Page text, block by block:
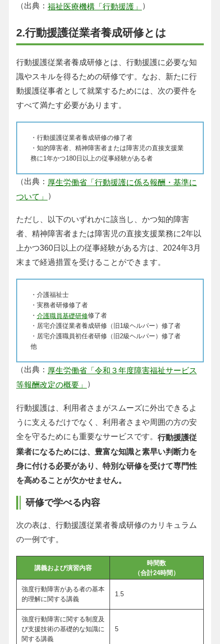
（出典： 福祉医療機構「行動援護」 ）
2.行動援護従業者養成研修とは
行動援護従業者養成研修とは、行動援護に必要な知
識やスキルを得るための研修です。なお、新たに行
動援護従事者として就業するためには、次の要件を
すべて満たす必要があります。
・行動援護従業者養成研修の修了者
・知的障害者、精神障害者または障害児の直接支援業
務に1年かつ180日以上の従事経験がある者
（出典： 厚生労働省「行動援護に係る報酬・基準に
ついて」
）
ただし、以下のいずれかに該当し、かつ知的障害
者、精神障害者または障害児の直接支援業務に2年以
上かつ360日以上の従事経験がある方は、2024年3月
末まで経過措置を受けることができます。
・介護福祉士
・実務者研修修了者
・ 介護職員基礎研修修了者
・居宅介護従業者養成研修（旧1級ヘルパー）修了者
・居宅介護職員初任者研修（旧2級ヘルパー）修了者
他
（出典： 厚生労働省「令和３年度障害福祉サービス
等報酬改定の概要」
）
行動援護は、利用者さまがスムーズに外出できるよ
うに支えるだけでなく、利用者さまや周囲の方の安
全を守るためにも重要なサービスです。 行動援護従
業者になるためには、豊富な知識と素早い判断力を
身に付ける必要があり、特別な研修を受けて専門性
を高めることが欠かせません。
研修で学べる内容
次の表は、行動援護従業者養成研修のカリキュラム
の一例です。
講義および演習内容
時間数
（合計24時間）
強度行動障害がある者の基本
的理解に関する講義
1.5
強度行動障害に関する制度及
び支援技術の基礎的な知識に
関する講義
5